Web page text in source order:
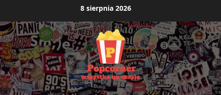
treści
8 sierpnia 2026